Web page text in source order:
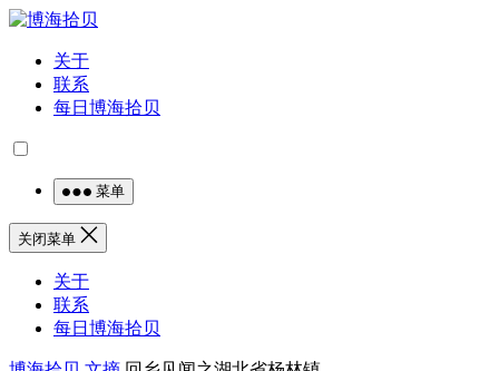
关于
联系
每日博海拾贝
菜单
关闭菜单
关于
联系
每日博海拾贝